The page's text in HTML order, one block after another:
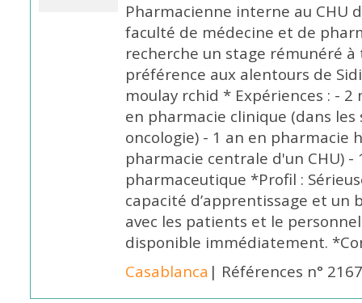
Pharmacienne interne au CHU
faculté de médecine et de
recherche un stage rémunéré
préférence aux alentours de
moulay rchid * Expériences : -
en pharmacie clinique (dans les
oncologie) - 1 an en pharmacie
pharmacie centrale d'un CHU)
pharmaceutique *Profil :
capacité d’apprentissage et un
avec les patients et le
disponible immédiatement.
Casablanca | Références n°